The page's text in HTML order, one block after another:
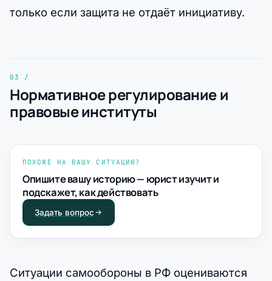
только если защита не отдаёт инициативу.
Нормативное регулирование и
правовые институты
ПОХОЖЕ НА ВАШУ СИТУАЦИЮ?
Опишите вашу историю — юрист изучит и
подскажет, как действовать
Задать вопрос
Ситуации самообороны в РФ оцениваются